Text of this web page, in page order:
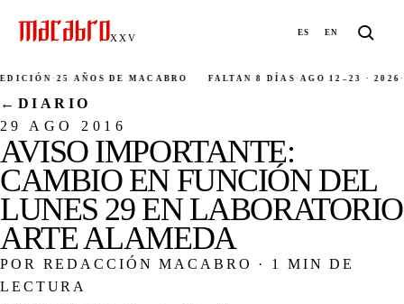
XXV ES EN
·25 AÑOS DE MACABRO FALTAN 8 DÍAS· AGO 12–23 · 2026·
← DIARIO
29 AGO 2016
AVISO IMPORTANTE:
CAMBIO EN FUNCIÓN DEL
LUNES 29 EN LABORATORIO
ARTE ALAMEDA
POR REDACCIÓN MACABRO ·
1 MIN DE
LECTURA